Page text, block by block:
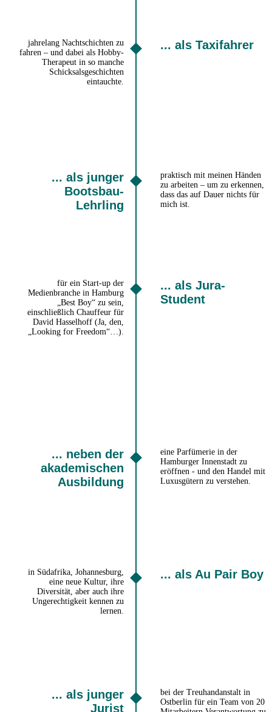
jahrelang Nachtschichten zu
fahren – und dabei als Hobby-
Therapeut in so manche
Schicksalsgeschichten
eintauchte.
... als Taxifahrer
... als junger
Bootsbau-
Lehrling
praktisch mit meinen Händen
zu arbeiten – um zu erkennen,
dass das auf Dauer nichts für
mich ist.
für ein Start-up der
Medienbranche in Hamburg
„Best Boy“ zu sein,
einschließlich Chauffeur für
David Hasselhoff (Ja, den,
„Looking for Freedom“…).
... als Jura-
Student
... neben der
akademischen
Ausbildung
eine Parfümerie in der
Hamburger Innenstadt zu
eröffnen - und den Handel mit
Luxusgütern zu verstehen.
in Südafrika, Johannesburg,
eine neue Kultur, ihre
Diversität, aber auch ihre
Ungerechtigkeit kennen zu
lernen.
... als Au Pair Boy
... als junger
Jurist
bei der Treuhandanstalt in
Ostberlin für ein Team von 20